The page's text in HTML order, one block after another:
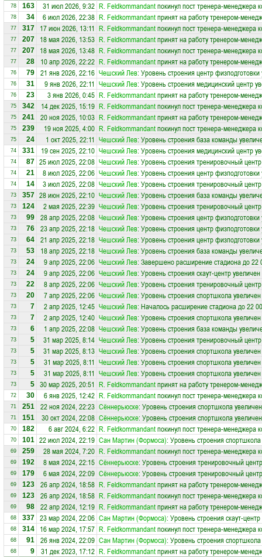
78 163 31 июл 2026, 9:32 R. Feldkommandantпокинул пост тренера-менеджера
78 34 6 июл 2026, 22:38 R. Feldkommandantпринят на работу тренером-
77 317 17 июн 2026, 13:11 R. Feldkommandantпокинул пост тренера-менеджера
77 207 18 мая 2026, 13:53 R. Feldkommandantпринят на работу тренером-
77 207 18 мая 2026, 13:48 R. Feldkommandantпокинул пост тренера-менеджера
77 28 10 апр 2026, 22:22 R. Feldkommandantпринят на работу тренером-
76 79 21 янв 2026, 22:16 Чешский Лев: Уровень строения центр
76 31 9 янв 2026, 22:11 Чешский Лев: Уровень строения медицинский центр
76 23 3 янв 2026, 0:45 R. Feldkommandantпринят на работу тренером-
75 342 14 дек 2025, 15:19 R. Feldkommandantпокинул пост тренера-менеджера
75 241 20 ноя 2025, 10:03 R. Feldkommandantпринят на работу тренером-
75 239 19 ноя 2025, 4:00 R. Feldkommandantпокинул пост тренера-менеджера
75 24 1 окт 2025, 22:11 Чешский Лев: Уровень строения база команды
74 331 19 сен 2025, 22:10 Чешский Лев: Уровень строения медицинский центр
74 87 25 июл 2025, 22:08 Чешский Лев: Уровень строения тренировочный
74 21 8 июл 2025, 22:06 Чешский Лев: Уровень строения центр
74 14 3 июл 2025, 22:08 Чешский Лев: Уровень строения тренировочный
73 357 28 июн 2025, 22:10 Чешский Лев: Уровень строения база команды
73 124 2 мая 2025, 22:39 Чешский Лев: Уровень строения тренировочный
73 99 28 апр 2025, 22:08 Чешский Лев: Уровень строения центр
73 76 23 апр 2025, 22:18 Чешский Лев: Уровень строения центр
73 64 21 апр 2025, 22:18 Чешский Лев: Уровень строения центр
73 53 18 апр 2025, 22:18 Чешский Лев: Уровень строения база команды
73 24 9 апр 2025, 22:06 Чешский Лев: Завершено расширение стадиона до 22
73 24 9 апр 2025, 22:06 Чешский Лев: Уровень строения скаут-центр
73 22 8 апр 2025, 22:06 Чешский Лев: Уровень строения тренировочный
73 20 7 апр 2025, 22:06 Чешский Лев: Уровень строения спортшкола
73 7 2 апр 2025, 12:45 Чешский Лев: Началось расширение стадиона до 22
73 7 2 апр 2025, 12:40 Чешский Лев: Уровень строения спортшкола
73 6 1 апр 2025, 22:08 Чешский Лев: Уровень строения база команды
73 5 31 мар 2025, 8:14 Чешский Лев: Уровень строения тренировочный
73 5 31 мар 2025, 8:13 Чешский Лев: Уровень строения спортшкола
73 5 31 мар 2025, 8:11 Чешский Лев: Уровень строения спортшкола
73 5 31 мар 2025, 8:11 Чешский Лев: Уровень строения спортшкола
73 5 30 мар 2025, 20:51 R. Feldkommandantпринят на работу тренером-
72 30 6 янв 2025, 12:42 R. Feldkommandantпокинул пост тренера-менеджера
71 251 22 ноя 2024, 22:23 Сённерьюске: Уровень строения спортшкола
71 151 30 окт 2024, 22:08 Сённерьюске: Уровень строения спортшкола
70 182 6 авг 2024, 6:22 R. Feldkommandantпокинул пост тренера-менеджера
70 101 22 июл 2024, 22:19 Сан Мартин (Формоса): Уровень строения
69 259 28 мая 2024, 7:20 R. Feldkommandantпокинул пост тренера-менеджера
69 192 8 мая 2024, 22:15 Сённерьюске: Уровень строения тренировочный
69 179 6 мая 2024, 22:09 Сённерьюске: Уровень строения тренировочный
69 123 26 апр 2024, 18:58 R. Feldkommandantпринят на работу тренером-
69 123 26 апр 2024, 18:58 R. Feldkommandantпокинул пост тренера-менеджера
69 98 22 апр 2024, 12:19 R. Feldkommandantпринят на работу тренером-
68 337 23 мар 2024, 22:06 Сан Мартин (Формоса): Уровень строения скаут-
68 314 16 мар 2024, 17:57 R. Feldkommandantпокинул пост тренера-менеджера
68 91 26 янв 2024, 22:09 Сан Мартин (Формоса): Уровень строения
68 9 31 дек 2023, 17:12 R. Feldkommandantпринят на работу тренером-